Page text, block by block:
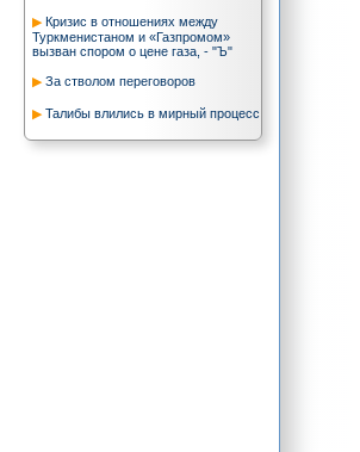
Кризис в отношениях между
Туркменистаном и «Газпромом»
вызван спором о цене газа, - "Ъ"
За стволом переговоров
Талибы влились в мирный процесс
Не открывайте ящик Пандоры